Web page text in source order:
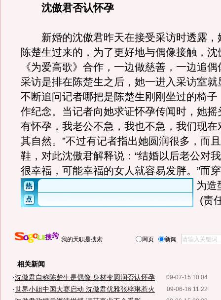
沈傲君否认怀孕
新婚的沈傲君昨天在接受采访时透露，
陈楚生过来的，为了更好地与偶像接触，
《为爱高歌》合作，一边做慈善，一边追
采访是排在陈楚生之后，她一进入采访室就
不断追问记者哪把是陈楚生刚刚坐过的椅子
作纪念。当记者向她求证怀孕传闻时，她摇
有怀孕，我老公不急，我也不急，我们现在
其自然。”不过有记者指出她圆润很多，而
鞋，对此沈傲君解释说：“结婚以后老公对
很幸福，可能幸福的女人就容易发胖。”而
为
(责
我的天职是搜索 网页 新闻
相关新闻
09-07-15 10:04
·沈傲君自称陈楚生是偶像 身材变圆润否认怀孕
09-06-16 11:22
·世界小姐中国大赛启动 沈傲君优雅张梓琳惹火